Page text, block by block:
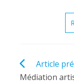
Read
more
articles
Article
Médiation